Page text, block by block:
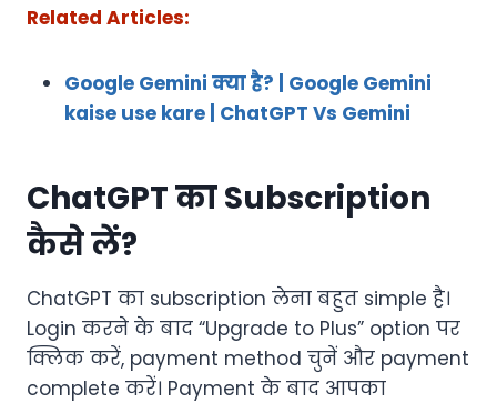
Related Articles:
Google Gemini क्या है? | Google Gemini
kaise use kare | ChatGPT Vs Gemini
ChatGPT का Subscription
कैसे लें?
ChatGPT का subscription लेना बहुत simple है।
Login करने के बाद “Upgrade to Plus” option पर
क्लिक करें, payment method चुनें और payment
complete करें। Payment के बाद आपका